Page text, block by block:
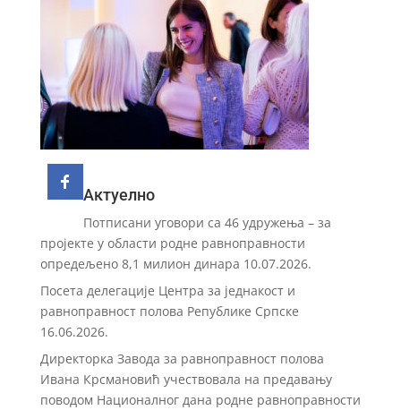
Актуелно
Потписани уговори са 46 удружења – за
пројекте у области родне равноправности
опредељено 8,1 милион динара 10.07.2026.
Посета делегације Центра за једнакост и
равноправност полова Републике Српске
16.06.2026.
Директорка Завода за равноправност полова
Ивана Крсмановић учествовала на предавању
поводом Националног дана родне равноправности